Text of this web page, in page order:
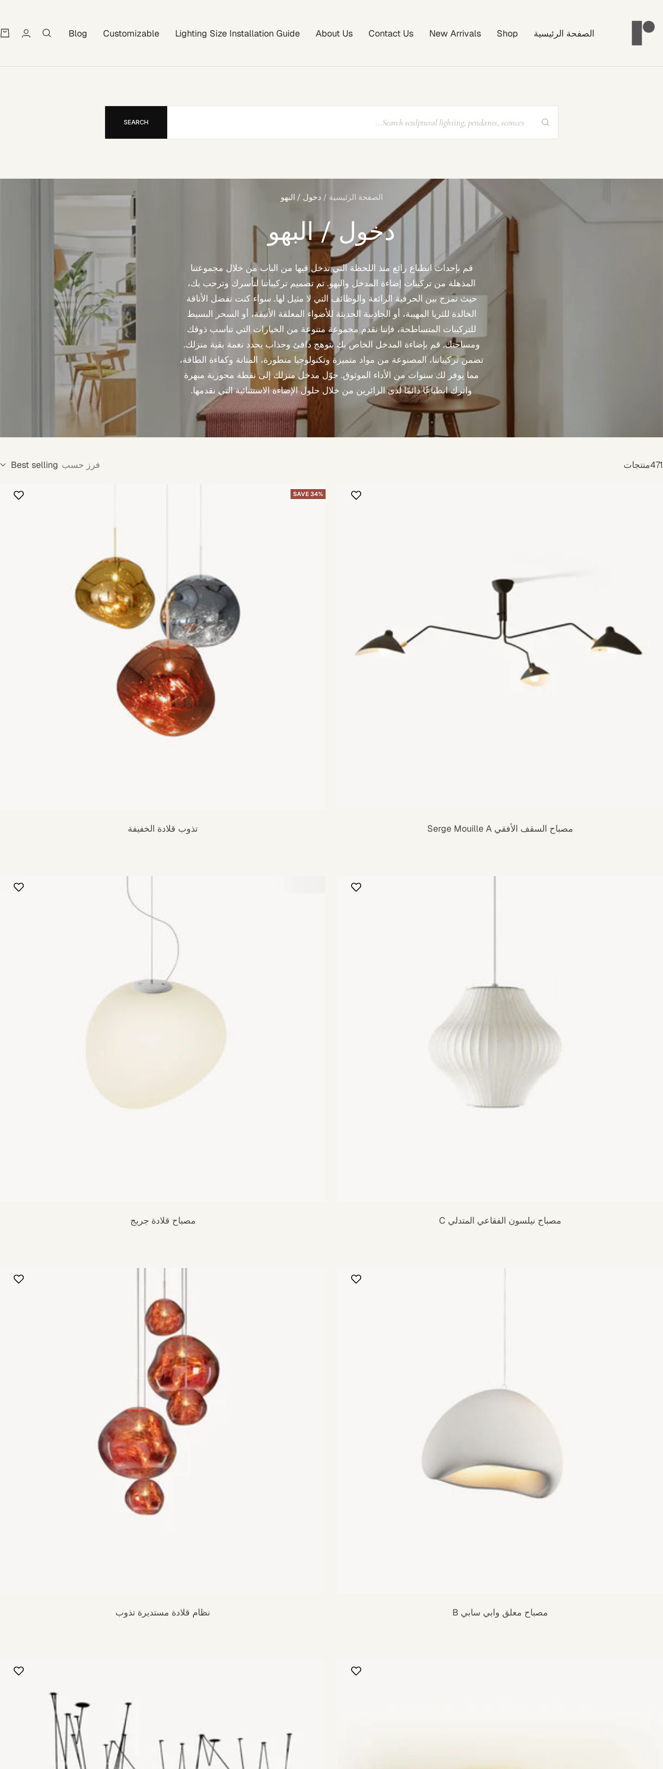
إلى
الصفحة الرئيسية Shop
New Arrivals
Contact Us
About Us
Lighting Size Installation Guide
Customizable
Blog
Rayonshine
SEARCH
الصفحة الرئيسية دخول / البهو
دخول / البهو
قم بإحداث انطباع رائع منذ اللحظة التي تدخل فيها من الباب من خلال مجموعتنا
المذهلة من تركيبات إضاءة المدخل والبهو. تم تصميم تركيباتنا لتأسرك وترحب بك،
حيث تمزج بين الحرفية الرائعة والوظائف التي لا مثيل لها. سواء كنت تفضل الأناقة
الخالدة للثريا المهيبة، أو الجاذبية الحديثة للأضواء المعلقة الأنيقة، أو السحر البسيط
للتركيبات المتساطحة، فإننا نقدم مجموعة متنوعة من الخيارات التي تناسب ذوقك
ومساحتك. قم بإضاءة المدخل الخاص بك بتوهج دافئ وجذاب يحدد نغمة بقية منزلك.
تضمن تركيباتنا، المصنوعة من مواد متميزة وتكنولوجيا متطورة، المتانة وكفاءة الطاقة،
مما يوفر لك سنوات من الأداء الموثوق. حوّل مدخل منزلك إلى نقطة محورية مبهرة
واترك انطباعًا دائمًا لدى الزائرين من خلال حلول الإضاءة الاستثنائية التي نقدمها.
471منتجات فرز حسب Best selling
مصباح السقف الأفقي Serge Mouille A
SAVE 34%
تذوب قلادة الخفيفة
مصباح نيلسون الفقاعي المتدلي C مصباح قلادة جريج
مصباح معلق وابي سابي B نظام قلادة مستديرة تذوب